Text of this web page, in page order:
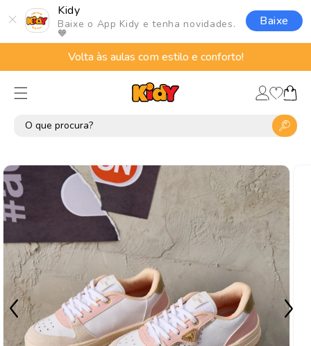
Kidy
Baixe o App Kidy e tenha novidades.
🧡
Baixe
para o
conteúdo
Volta às aulas com estilo e conforto!
Fazer
login
Lista
deCarrinho
as
informações
do produto